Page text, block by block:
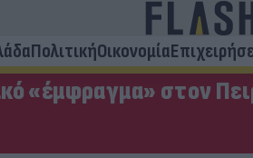
ΠολιτικήΟικονομία
«έμφραγμα» στον